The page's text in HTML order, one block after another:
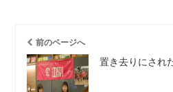
前のページへ
置き去りにされ